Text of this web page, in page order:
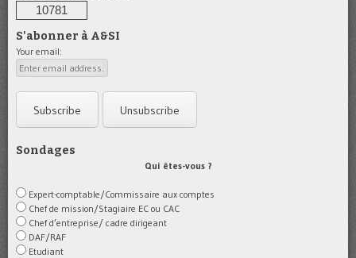
10781
S'abonner à A&SI
Your email:
Sondages
Qui êtes-vous ?
Expert-comptable/Commissaire aux comptes
Chef de mission/Stagiaire EC ou CAC
Chef d’entreprise/ cadre dirigeant
DAF/RAF
Etudiant